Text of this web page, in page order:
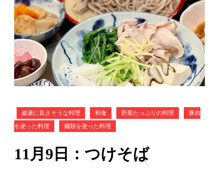
健康に良さそうな料理 和食 野菜たっぷりの料理
豚肉
を使った料理
麺類を使った料理
11月9日：つけそば